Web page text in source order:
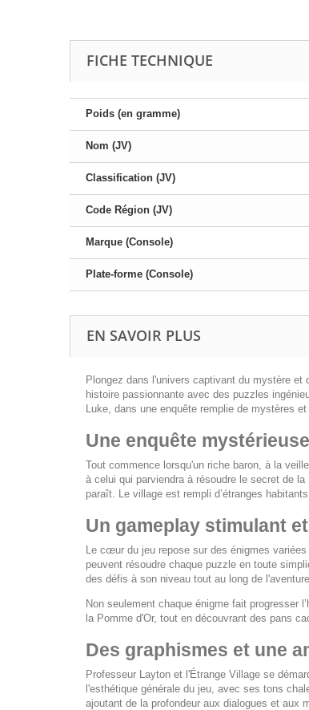
FICHE TECHNIQUE
Poids (en gramme)
Nom (JV)
Classification (JV)
Code Région (JV)
Marque (Console)
Plate-forme (Console)
EN SAVOIR PLUS
Plongez dans l'univers captivant du mystère et
histoire passionnante avec des puzzles
Luke, dans une enquête remplie de mystères
Une enquête
Tout commence lorsqu'un riche baron, à la
à celui qui parviendra à résoudre le secret de
paraît. Le village est rempli d’étranges
Un gameplay stimulant
Le cœur du jeu repose sur des énigmes
peuvent résoudre chaque puzzle en toute
des défis à son niveau tout au long de
Non seulement chaque énigme fait progresser
la Pomme d'Or, tout en découvrant des pans
Des graphismes et une
Professeur Layton et l'Étrange Village se
l'esthétique générale du jeu, avec ses tons
ajoutant de la profondeur aux dialogues et aux